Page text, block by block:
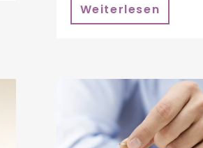
Weiterlesen